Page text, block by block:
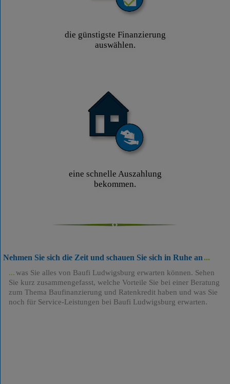
die günstigste Finanzierung
auswählen.
eine schnelle Auszahlung
bekommen.
Nehmen Sie sich die Zeit und schauen Sie sich in Ruhe an
was Sie alles von Baufi Ludwigsburg erwarten können. Sehen
Sie kurz zusammengefasst, welche Vorteile Sie bei einer Beratung
zum Thema Baufinanzierung und Ratenkredit haben und was Sie
noch für Service-Leistungen bei Baufi Ludwigsburg erwarten.